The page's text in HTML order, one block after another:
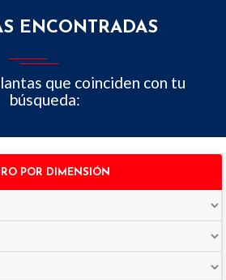
ENCONTRADAS
que coinciden con tu
búsqueda:
POR DIMENSIÓN